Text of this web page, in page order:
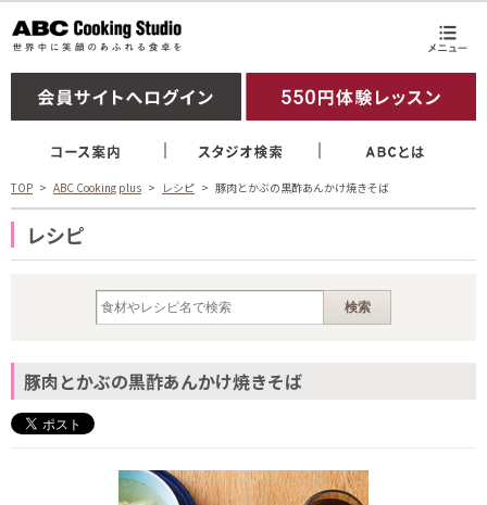
TOP ABC Cooking plus レシピ 豚肉とかぶの黒酢あんかけ焼きそば
レシピ
豚肉とかぶの黒酢あんかけ焼きそば